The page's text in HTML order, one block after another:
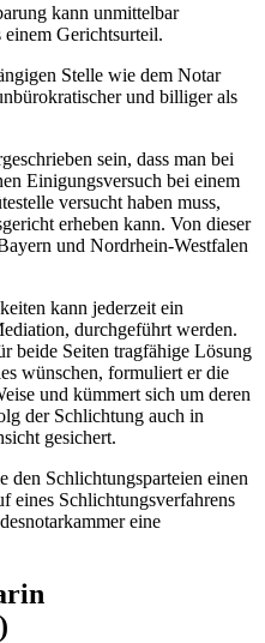
kann unmittelbar
Gerichtsurteil.
Stelle wie dem Notar
und billiger als
sein, dass man bei
Einigungsversuch bei einem
versucht haben muss,
erheben kann. Von dieser
und Nordrhein-Westfalen
kann jederzeit ein
durchgeführt werden.
beide Seiten tragfähige Lösung
wünschen, formuliert er die
und kümmert sich um deren
der Schlichtung auch in
gesichert.
den Schlichtungsparteien einen
eines Schlichtungsverfahrens
eine